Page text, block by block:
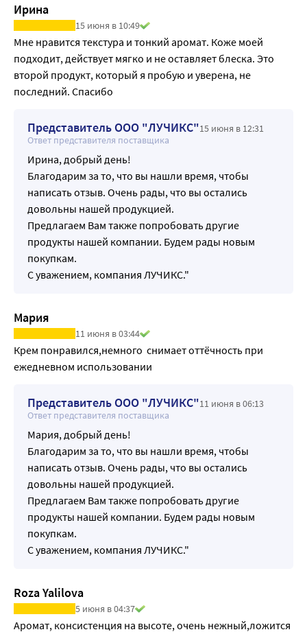
Ирина
15 июня в 10:49
Мне нравится текстура и тонкий аромат. Коже моей
подходит, действует мягко и не оставляет блеска. Это
второй продукт, который я пробую и уверена, не
последний. Спасибо
Представитель ООО "ЛУЧИКС"15 июня в 12:31
Ответ представителя поставщика
Ирина, добрый день!
Благодарим за то, что вы нашли время, чтобы
написать отзыв. Очень рады, что вы остались
довольны нашей продукцией.
Предлагаем Вам также попробовать другие
продукты нашей компании. Будем рады новым
покупкам.
С уважением, компания ЛУЧИКС."
Мария
11 июня в 03:44
Крем понравился,немного  снимает оттёчность при
ежедневном использовании
Представитель ООО "ЛУЧИКС"11 июня в 06:13
Ответ представителя поставщика
Мария, добрый день!
Благодарим за то, что вы нашли время, чтобы
написать отзыв. Очень рады, что вы остались
довольны нашей продукцией.
Предлагаем Вам также попробовать другие
продукты нашей компании. Будем рады новым
покупкам.
С уважением, компания ЛУЧИКС."
Roza Yalilova
5 июня в 04:37
Аромат, консистенция на высоте, очень нежный,ложится